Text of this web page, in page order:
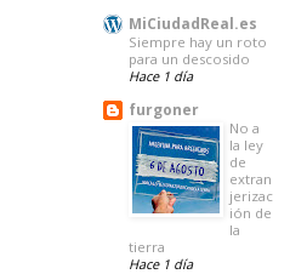
MiCiudadReal.es
Siempre hay un roto
para un descosido
Hace 1 día
furgoner
No a
la ley
de
extran
jerizac
ión de
la
tierra
Hace 1 día